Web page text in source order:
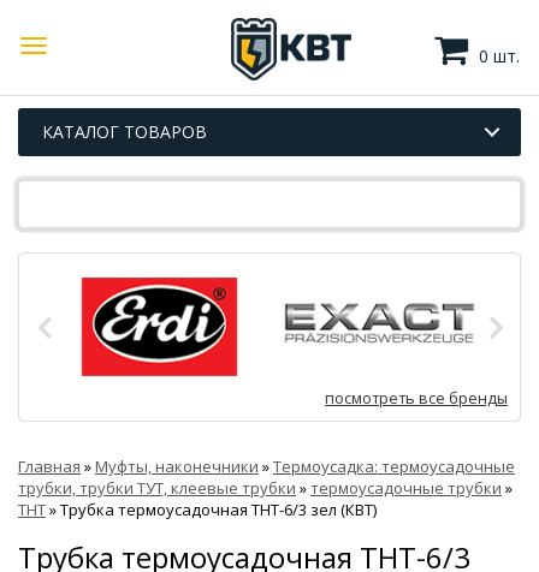
0 шт.
КАТАЛОГ ТОВАРОВ
посмотреть все бренды
Главная »Муфты, наконечники »Термоусадка: термоусадочные
трубки, трубки ТУТ, клеевые трубки »термоусадочные трубки »
ТНТ»Трубка термоусадочная ТНТ-6/3 зел (КВТ)
Трубка термоусадочная ТНТ-6/3